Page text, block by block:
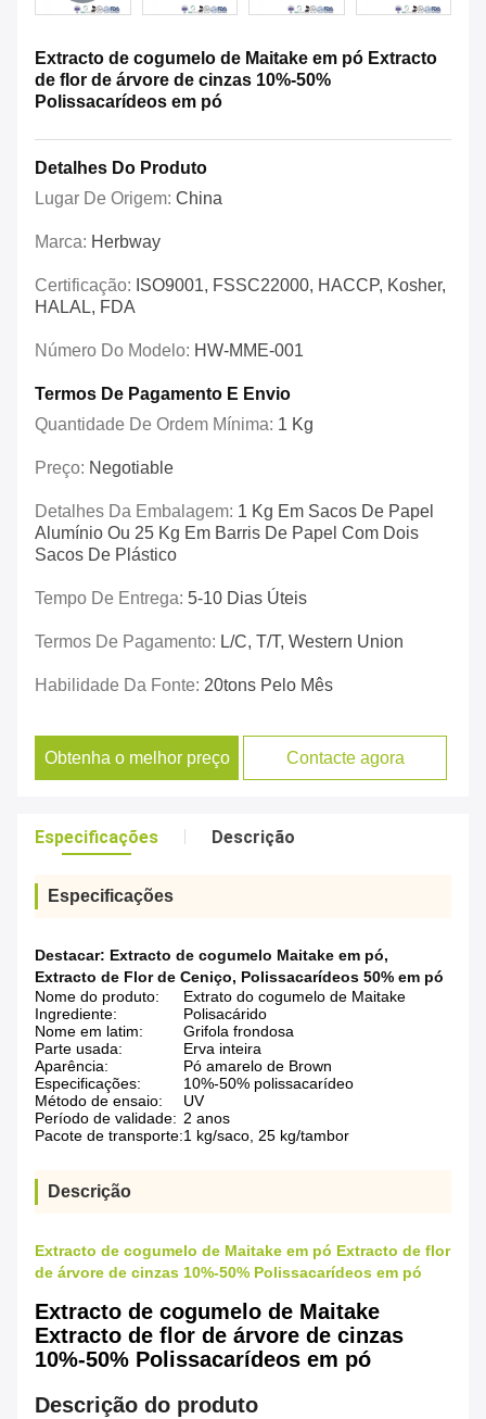
Extracto de cogumelo de Maitake em pó Extracto
de flor de árvore de cinzas 10%-50%
Polissacarídeos em pó
Detalhes Do Produto
Lugar De Origem: China
Marca: Herbway
Certificação: ISO9001, FSSC22000, HACCP, Kosher,
HALAL, FDA
Número Do Modelo: HW-MME-001
Termos De Pagamento E Envio
Quantidade De Ordem Mínima: 1 Kg
Preço: Negotiable
Detalhes Da Embalagem: 1 Kg Em Sacos De Papel
Alumínio Ou 25 Kg Em Barris De Papel Com Dois
Sacos De Plástico
Tempo De Entrega: 5-10 Dias Úteis
Termos De Pagamento: L/C, T/T, Western Union
Habilidade Da Fonte: 20tons Pelo Mês
Obtenha o melhor preço Contacte agora
Especificações Descrição
Especificações
Destacar: Extracto de cogumelo Maitake em pó,
Extracto de Flor de Ceniço, Polissacarídeos 50% em pó
Nome do produto:
Extrato do cogumelo de Maitake
Ingrediente:
Polisacárido
Nome em latim:
Grifola frondosa
Parte usada:
Erva inteira
Aparência:
Pó amarelo de Brown
Especificações:
10%-50% polissacarídeo
Método de ensaio:
UV
Período de validade: 2 anos
Pacote de transporte:1 kg/saco, 25 kg/tambor
Descrição
Extracto de cogumelo de Maitake em pó Extracto de flor
de árvore de cinzas 10%-50% Polissacarídeos em pó
Extracto de cogumelo de Maitake
Extracto de flor de árvore de cinzas
10%-50% Polissacarídeos em pó
Descrição do produto